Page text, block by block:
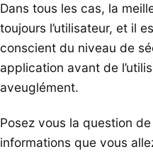
Dans tous les cas, la
toujours l’utilisateur, et il
conscient du niveau de
application avant de
aveuglément.
Posez vous la question
informations que vous